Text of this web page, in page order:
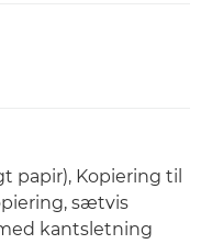
papir), Kopiering til
sætvis
kantsletning